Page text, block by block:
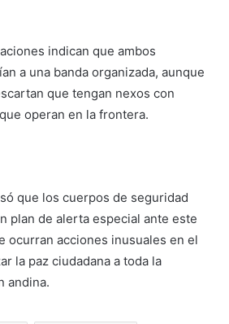
indican que ambos
a una banda organizada, aunque
que tengan nexos con
operan en la frontera.
que los cuerpos de seguridad
plan de alerta especial ante este
ocurran acciones inusuales en el
la paz ciudadana a toda la
andina.